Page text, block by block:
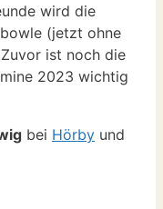
wird die
(jetzt ohne
ist noch die
2023 wichtig
bei Hörby und